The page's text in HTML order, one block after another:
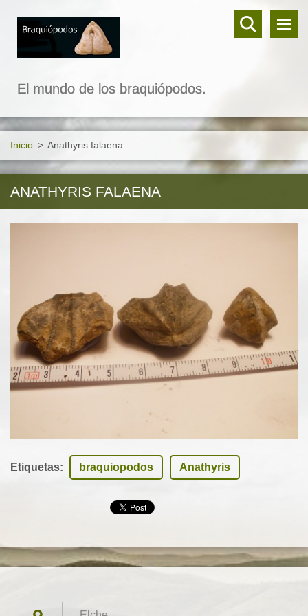
El mundo de los braquiópodos.
Inicio > Anathyris falaena
ANATHYRIS FALAENA
Etiquetas: braquiopodos Anathyris